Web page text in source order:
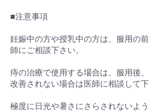
■注意事項
妊娠中の方や授乳中の方は、服用の
師にご相談下さい。
痔の治療で使用する場合は、服用後
改善されない場合は医師に相談して下
極度に日光や暑さにさらされないよ